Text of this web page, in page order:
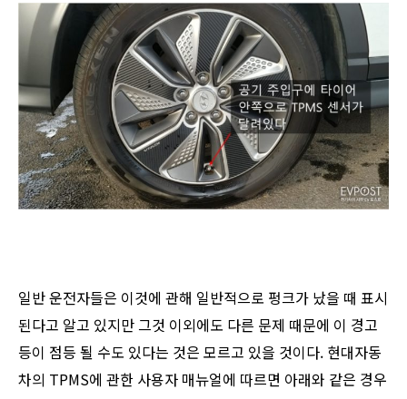
일반 운전자들은 이것에 관해 일반적으로 펑크가 났을 때 표시
된다고 알고 있지만 그것 이외에도 다른 문제 때문에 이 경고
등이 점등 될 수도 있다는 것은 모르고 있을 것이다. 현대자동
차의 TPMS에 관한 사용자 매뉴얼에 따르면 아래와 같은 경우